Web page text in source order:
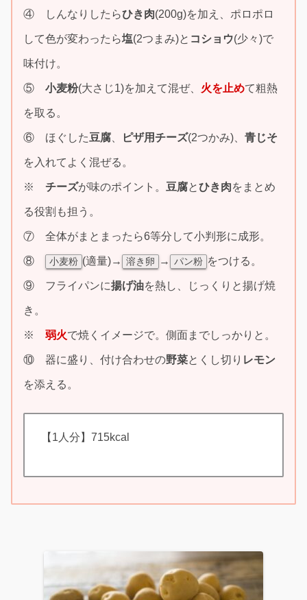
④ しんなりしたらひき肉(200g)を加え、ポロポロ
して色が変わったら塩(2つまみ)と コショウ(少々)で
味付け。
⑤ 小麦粉(大さじ1)を加えて混ぜ、 火を止めて粗熱
を取る。
⑥ ほぐした豆腐 ピザ用チーズ(2つかみ)、 青じそ
を入れてよく混ぜる。
※ チーズが味のポイント。 豆腐とひき肉をまとめ
る役割も担う。
⑦ 全体がまとまったら6等分して小判形に成形。
⑧ 小麦粉 (適量)→ 溶き卵 → パン粉 をつける。
⑨ フライパンに揚げ油を熱し、じっくりと揚げ焼
き。
※ 弱火で焼くイメージで。側面までしっかりと。
⑩ 器に盛り、付け合わせの野菜とくし切り レモン
を添える。
【1人分】715kcal